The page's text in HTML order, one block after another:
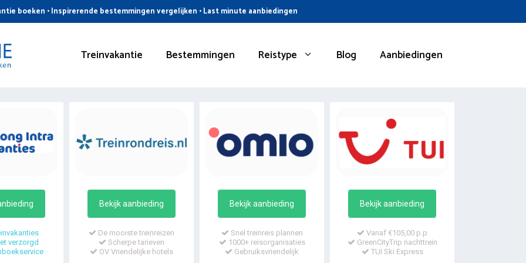
boeken • Inspirerende bestemmingen vergelijken • Last minute aanbiedingen
Treinvakantie Bestemmingen Reistype Blog Aanbiedingen
verzorgd
Bekijk aanbieding
De mooiste treinreizen
Scherpe tarieven
OV Vriendelijke hotels
Bekijk aanbieding
Snel treinreis plannen
1000+ reisorganisaties
Gebruiksvriendelijk
Bekijk aanbieding
Vanaf €105,00 p.p
GreenCityTrip nachttrein
TUI Ski Express